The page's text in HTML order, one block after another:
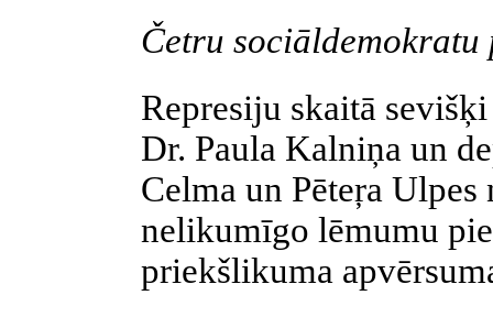
Četru sociāldemokratu
Represiju skaitā
Dr. Paula Kalniņa un
Celma un Pēteŗa Ulpes
nelikumīgo lēmumu
priekšlikuma